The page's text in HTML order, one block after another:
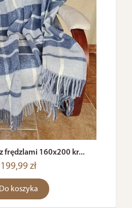
z frędzlami 160x200 kr...
199,99 zł
Do koszyka